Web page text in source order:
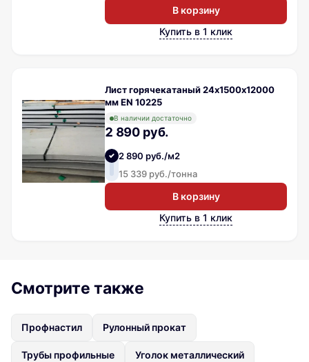
В корзину
Купить в 1 клик
Лист горячекатаный 24х1500х12000
мм EN 10225
В наличии достаточно
2 890 руб.
2 890 руб./м2
15 339 руб./тонна
В корзину
Купить в 1 клик
Смотрите также
Профнастил Рулонный прокат
Трубы профильные Уголок металлический